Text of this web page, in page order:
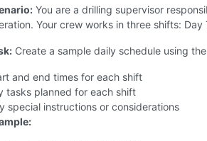
You are a drilling supervisor
Your crew works in three shifts:
Create a sample daily schedule using
and end times for each shift
tasks planned for each shift
special instructions or considerations